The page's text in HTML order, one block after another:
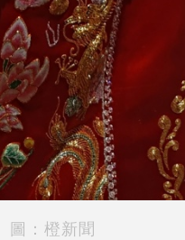
圖：橙新聞